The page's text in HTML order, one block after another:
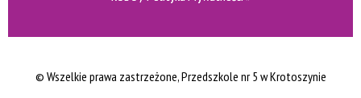
© Wszelkie prawa zastrzeżone, Przedszkole nr 5 w Krotoszynie